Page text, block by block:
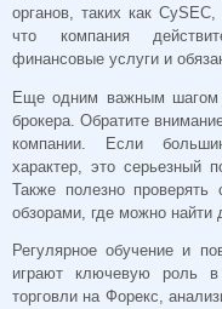
органов, таких как
что компания
финансовые услуги и
Еще одним важным шагом
брокера. Обратите
компании. Если
характер, это серьезный
Также полезно
обзорами, где можно найти
Регулярное обучение и
играют ключевую роль в
торговли на Форекс,